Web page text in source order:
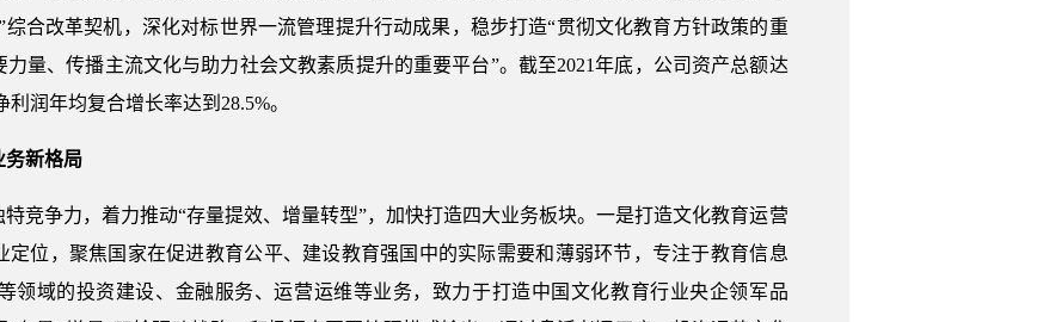
合改革契机，深化对标世界一流管理提升行动成果，稳步打造“贯彻文化教育方针政策的重
量、传播主流文化与助力社会文教素质提升的重要平台”。截至2021年底，公司资产总额达
润年均复合增长率达到28.5%。
务新格局
竞争力，着力推动“存量提效、增量转型”，加快打造四大业务板块。一是打造文化教育运营
定位，聚焦国家在促进教育公平、建设教育强国中的实际需要和薄弱环节，专注于教育信息
领域的投资建设、金融服务、运营运维等业务，致力于打造中国文化教育行业央企领军品